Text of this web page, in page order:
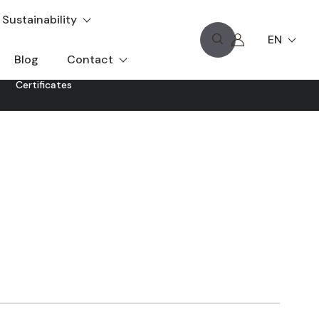
Sustainability
Blog Contact
EN
Certificates